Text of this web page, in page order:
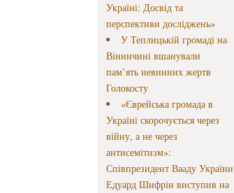
Україні: Досвід та
перспективи досліджень»
У Теплицькій громаді на
Вінничині вшанували
пам’ять невинних жертв
Голокосту
«Єврейська громада в
Україні скорочується через
війну, а не через
антисемітизм»:
Співпрезидент Вааду України
Едуард Шифрін виступив на